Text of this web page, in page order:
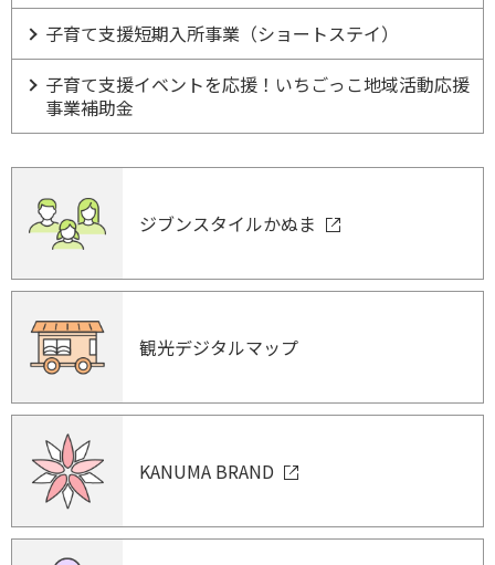
子育て支援短期入所事業（ショートステイ）
子育て支援イベントを応援！いちごっこ地域活動応援
事業補助金
ジブンスタイルかぬま
観光デジタルマップ
KANUMA BRAND